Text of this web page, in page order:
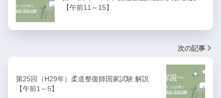
【午前11～15】
次の記事
第25回（H29年）柔道整復師国家試験 解説
【午前1～5】